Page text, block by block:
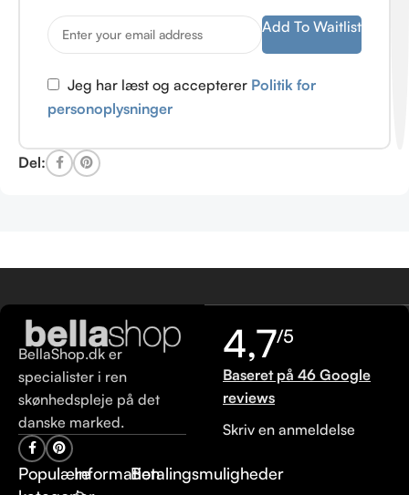
Add To Waitlist
Jeg har læst og accepterer Politik for
personoplysninger
Del:
BellaShop.dk er
specialister i ren
skønhedspleje på det
danske marked.
PopulæreInformationBetalingsmuligheder
4,7/5
Baseret på 46 Google
reviews
Skriv en anmeldelse